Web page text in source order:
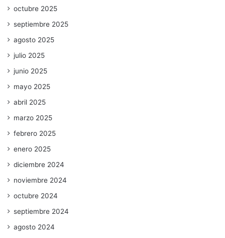
octubre 2025
septiembre 2025
agosto 2025
julio 2025
junio 2025
mayo 2025
abril 2025
marzo 2025
febrero 2025
enero 2025
diciembre 2024
noviembre 2024
octubre 2024
septiembre 2024
agosto 2024